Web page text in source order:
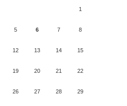
1
5 6 7 8
12 13 14 15
19 20 21 22
26 27 28 29